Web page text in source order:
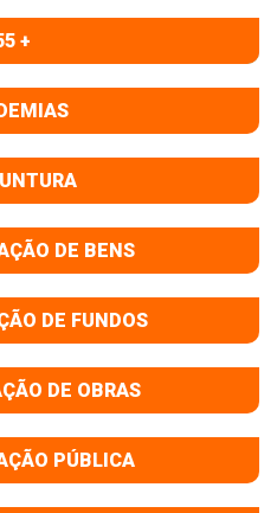
+
DE BENS
DE FUNDOS
DE OBRAS
PÚBLICA